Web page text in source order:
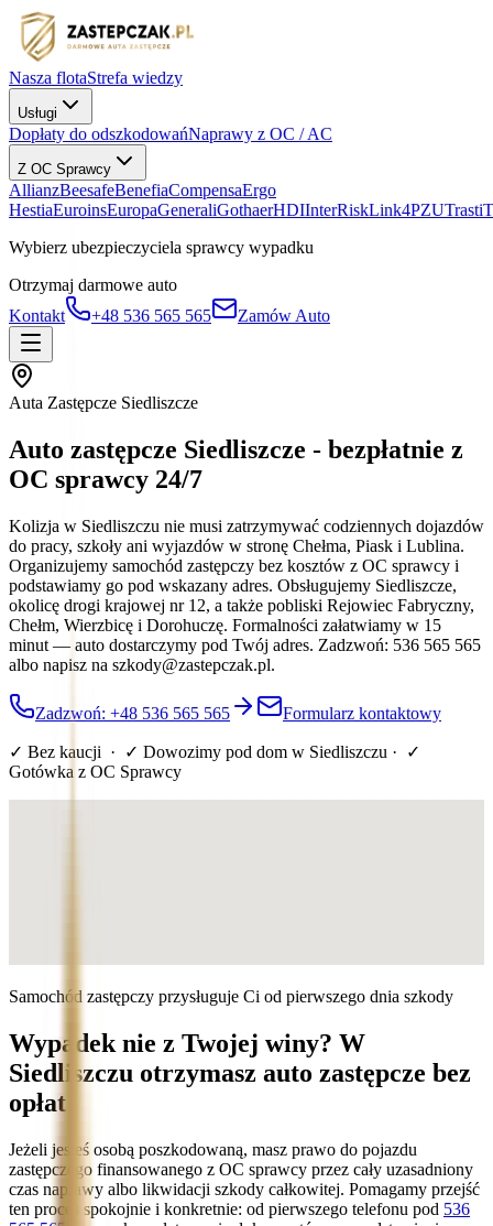
Nasza flotaStrefa wiedzy
Usługi
Dopłaty do odszkodowańNaprawy z OC / AC
Z OC Sprawcy
AllianzBeesafeBenefiaCompensaErgo
HestiaEuroinsEuropaGeneraliGothaerHDIInterRiskLink4PZUTrasti
Wybierz ubezpieczyciela sprawcy wypadku
Otrzymaj darmowe auto
Kontakt
+48 536 565 565 Zamów Auto
Auta Zastępcze Siedliszcze
Auto zastępcze Siedliszcze - bezpłatnie z
OC sprawcy 24/7
Kolizja w Siedliszczu nie musi zatrzymywać codziennych dojazdów
do pracy, szkoły ani wyjazdów w stronę Chełma, Piask i Lublina.
Organizujemy samochód zastępczy bez kosztów z OC sprawcy i
podstawiamy go pod wskazany adres. Obsługujemy Siedliszcze,
okolicę drogi krajowej nr 12, a także pobliski Rejowiec Fabryczny,
Chełm, Wierzbicę i Dorohuczę. Formalności załatwiamy w 15
minut — auto dostarczymy pod Twój adres. Zadzwoń: 536 565 565
albo napisz na szkody@zastepczak.pl.
Zadzwoń: +48 536 565 565 Formularz kontaktowy
✓ Bez kaucji · ✓ Dowozimy pod dom w Siedliszczu · ✓
Gotówka z OC Sprawcy
Samochód zastępczy przysługuje Ci od pierwszego dnia szkody
Wypadek nie z Twojej winy? W
Siedliszczu otrzymasz auto zastępcze bez
opłat
Jeżeli jesteś osobą poszkodowaną, masz prawo do pojazdu
zastępczego finansowanego z OC sprawcy przez cały uzasadniony
czas naprawy albo likwidacji szkody całkowitej. Pomagamy przejść
ten proces spokojnie i konkretnie: od pierwszego telefonu pod 536